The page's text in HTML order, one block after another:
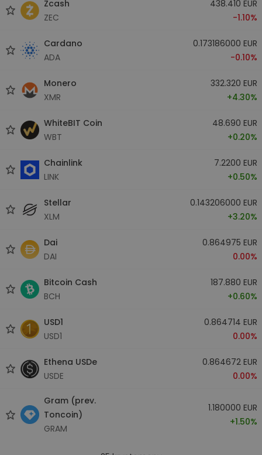
Zcash
ZEC
438.410 EUR
-1.10%
Cardano
ADA
0.173186000 EUR
-0.10%
Monero
XMR
332.320 EUR
+4.30%
WhiteBIT Coin
WBT
48.690 EUR
+0.20%
Chainlink
LINK
7.2200 EUR
+0.50%
Stellar
XLM
0.143206000 EUR
+3.20%
Dai
DAI
0.864975 EUR
0.00%
Bitcoin Cash
BCH
187.880 EUR
+0.60%
USD1
USD1
0.864714 EUR
0.00%
Ethena USDe
USDE
0.864672 EUR
0.00%
Gram (prev.
Toncoin)
GRAM
1.180000 EUR
+1.50%